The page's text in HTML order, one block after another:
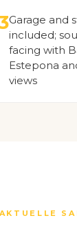
Garage and
included;
facing with
Estepona
views